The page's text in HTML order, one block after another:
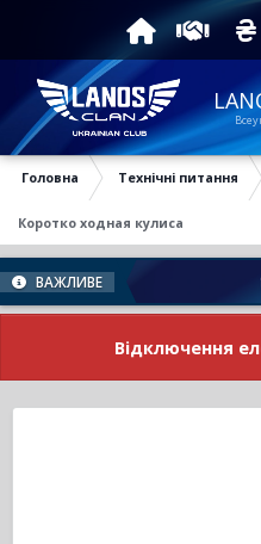
Головна Технічні питання
Коротко ходная кулиса
ВАЖЛИВЕ
Відключення